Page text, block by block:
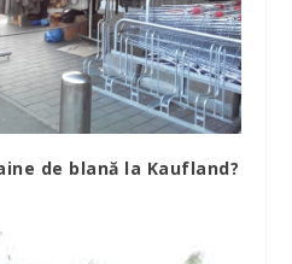
de blană la Kaufland?